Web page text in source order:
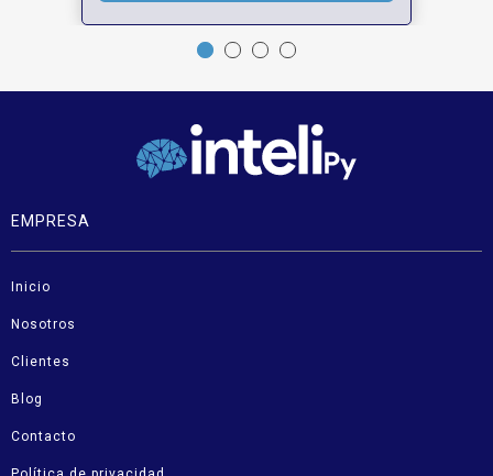
EMPRESA
Inicio
Nosotros
Clientes
Blog
Contacto